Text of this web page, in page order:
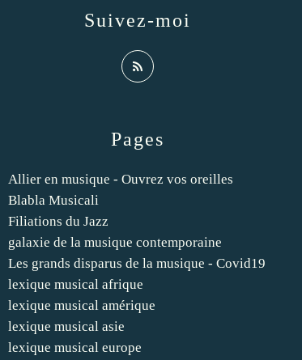
Pages
Allier en musique - Ouvrez vos oreilles
Blabla Musicali
Filiations du Jazz
galaxie de la musique contemporaine
Les grands disparus de la musique - Covid19
lexique musical afrique
lexique musical amérique
lexique musical asie
lexique musical europe
Suivez-moi